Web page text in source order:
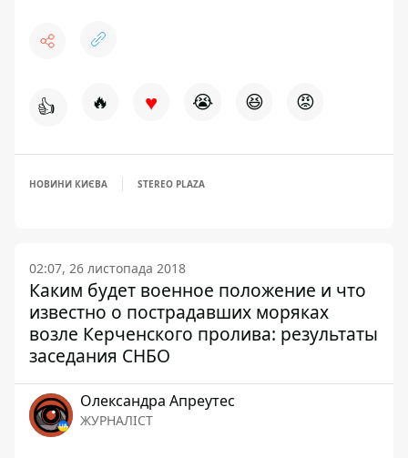
👍 🔥 ♥ 😭 😆 😡
НОВИНИ КИЄВА STEREO PLAZA
02:07, 26 листопада 2018
Каким будет военное положение и что
известно о пострадавших моряках
возле Керченского пролива: результаты
заседания СНБО
Олександра Апреутес
ЖУРНАЛІСТ